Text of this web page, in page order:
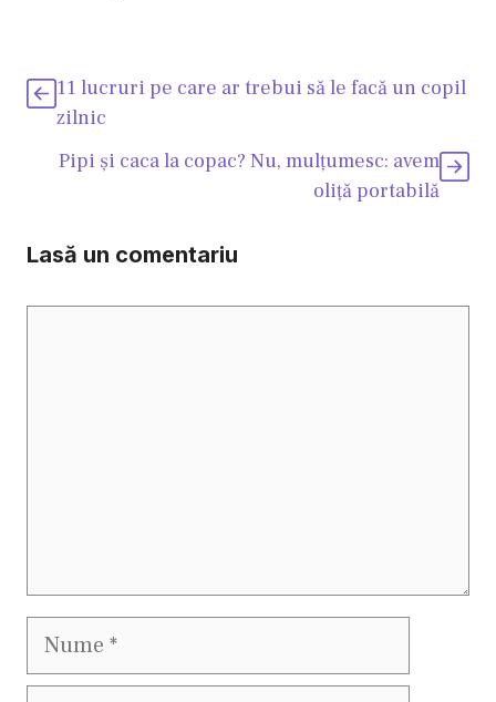
11 lucruri pe care ar trebui să le facă un copil
zilnic
Pipi şi caca la copac? Nu, mulţumesc: avem
oliţă portabilă
Lasă un comentariu
Nume